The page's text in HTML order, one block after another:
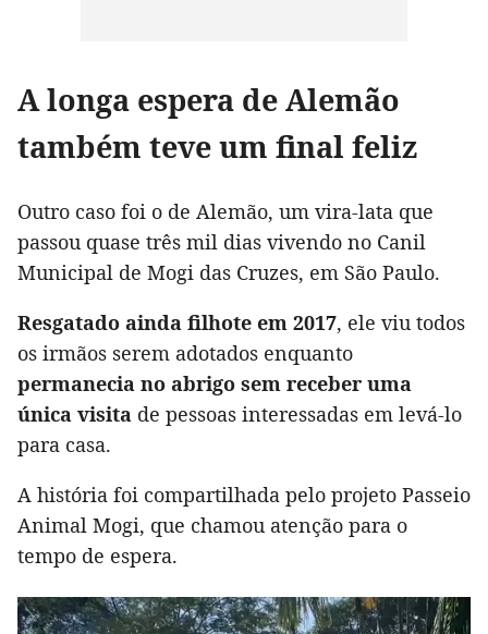
A longa espera de Alemão
também teve um final feliz
Outro caso foi o de Alemão, um vira-lata que
passou quase três mil dias vivendo no Canil
Municipal de Mogi das Cruzes, em São Paulo.
Resgatado ainda filhote em 2017, ele viu todos
os irmãos serem adotados enquanto
permanecia no abrigo sem receber uma
única visita de pessoas interessadas em levá-lo
para casa.
A história foi compartilhada pelo projeto Passeio
Animal Mogi, que chamou atenção para o
tempo de espera.